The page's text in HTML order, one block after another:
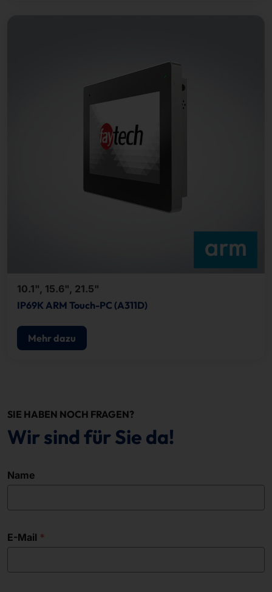
10.1", 15.6", 21.5"
IP69K ARM Touch-PC (A311D)
Mehr dazu
SIE HABEN NOCH FRAGEN?
Wir sind für Sie da!
Name
E-Mail